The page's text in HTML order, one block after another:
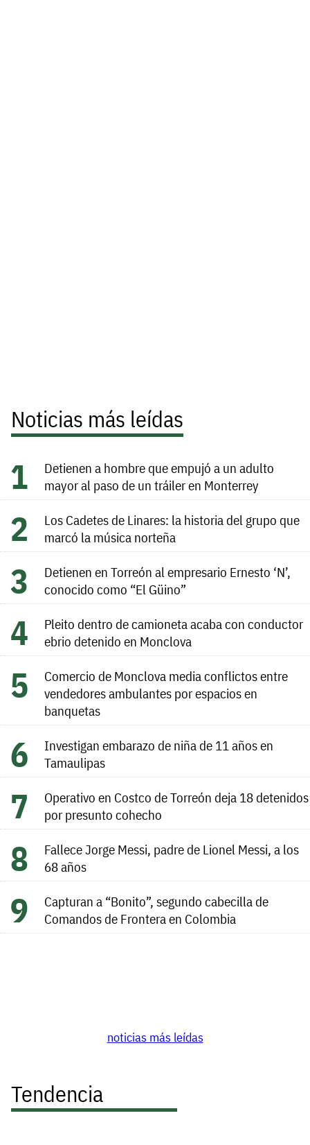
Noticias más leídas
Detienen a hombre que empujó a un adulto
mayor al paso de un tráiler en Monterrey
Los Cadetes de Linares: la historia del grupo que
marcó la música norteña
Detienen en Torreón al empresario Ernesto ‘N’,
conocido como “El Güino”
Pleito dentro de camioneta acaba con conductor
ebrio detenido en Monclova
Comercio de Monclova media conflictos entre
vendedores ambulantes por espacios en
banquetas
Investigan embarazo de niña de 11 años en
Tamaulipas
Operativo en Costco de Torreón deja 18 detenidos
por presunto cohecho
Fallece Jorge Messi, padre de Lionel Messi, a los
68 años
Capturan a “Bonito”, segundo cabecilla de
Comandos de Frontera en Colombia
noticias más leídas
Tendencia